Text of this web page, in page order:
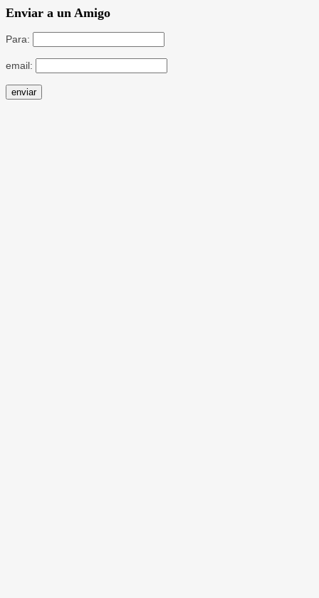
Enviar a un Amigo
Para:
email: